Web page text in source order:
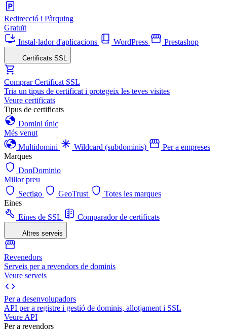
Redirecció i Pàrquing
Gratuït
Instal·lador d'aplicacions
WordPress Prestashop
Certificats SSL
Comprar Certificat SSL
Tria un tipus de certificat i protegeix les teves visites
Veure certificats
Tipus de certificats
Domini únic
Més venut
Multidomini
Wildcard (subdominis)
Per a empreses
Marques
DonDominio
Millor preu
Sectigo
GeoTrust
Totes les marques
Eines
Eines de SSL
Comparador de certificats
Altres serveis
Revenedors
Serveis per a revendors de dominis
Veure serveis
Per a desenvolupadors
API per a registre i gestió de dominis, allotjament i SSL
Veure API
Per a revendors